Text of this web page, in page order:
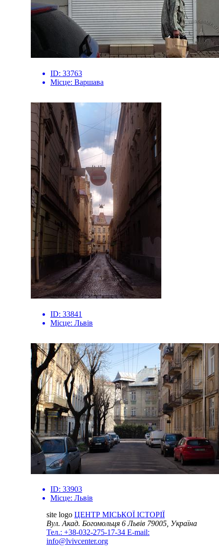
ID: 33763
Місце: Варшава
ID: 33841
Місце: Львів
ID: 33903
Місце: Львів
site logo ЦЕНТР МІСЬКОЇ ІСТОРІЇ
Вул. Акад. Богомольця 6Львів 79005, Україна
Тел.: +38-032-275-17-34 E-mail:
info@lvivcenter.org